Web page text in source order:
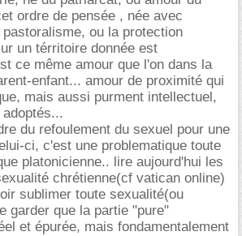
ordre de pensée , née avec
ou la protection
un térritoire donnée est
ce même amour que l'on dans la
enfant... amour de proximité qui
mais aussi purment intellectuel,
du refoulement du sexuel pour une
ci, c'est une problematique toute
platonicienne.. lire aujourd'hui les
chrétienne(cf vatican online)
sublimer toute sexualité(ou
garder que la partie "pure"
et épurée, mais fondamentalement